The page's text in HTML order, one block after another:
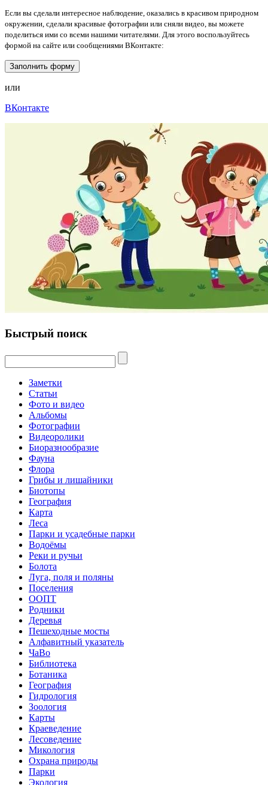
Если вы сделали интересное наблюдение, оказались в красивом природном
окружении, сделали красивые фотографии или сняли видео, вы можете
поделиться ими со всеми нашими читателями. Для этого воспользуйтесь
формой на сайте или сообщениями ВКонтакте:
Заполнить форму
или
ВКонтакте
Быстрый поиск
Заметки
Статьи
Фото и видео
Альбомы
Фотографии
Видеоролики
Биоразнообразие
Фауна
Флора
Грибы и лишайники
Биотопы
География
Карта
Леса
Парки и усадебные парки
Водоёмы
Реки и ручьи
Болота
Луга, поля и поляны
Поселения
ООПТ
Родники
Деревья
Пешеходные мосты
Алфавитный указатель
ЧаВо
Библиотека
Ботаника
География
Гидрология
Зоология
Карты
Краеведение
Лесоведение
Микология
Охрана природы
Парки
Экология